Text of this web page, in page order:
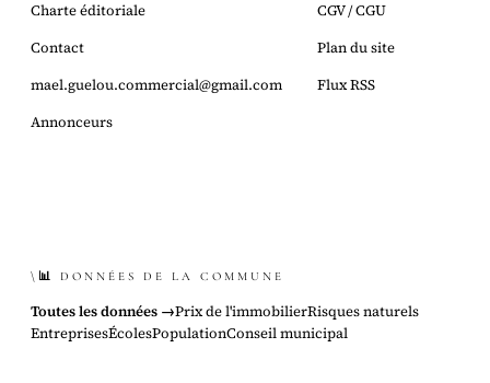
Charte éditoriale
Contact
mael.guelou.commercial@gmail.com
Annonceurs
CGV / CGU
Plan du site
Flux RSS
\📊 DONNÉES DE LA COMMUNE
Toutes les données →Prix de l'immobilierRisques naturels
EntreprisesÉcolesPopulationConseil municipal